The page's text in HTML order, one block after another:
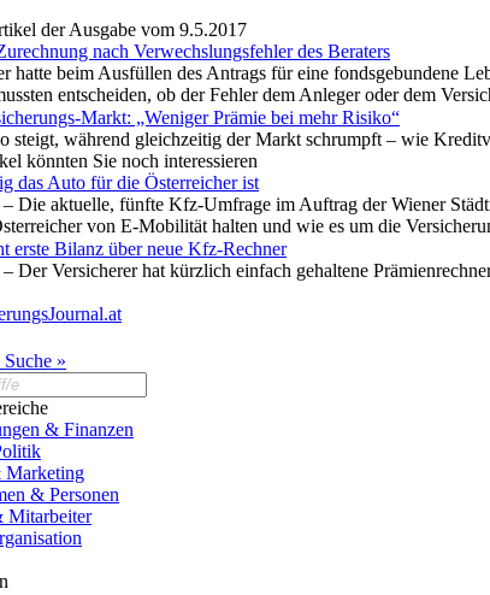
der Ausgabe vom 9.5.2017
nach Verwechslungsfehler des Beraters
hatte beim Ausfüllen des Antrags für eine fondsgebundene
entscheiden, ob der Fehler dem Anleger oder dem
Markt: „Weniger Prämie bei mehr Risiko“
steigt, während gleichzeitig der Markt schrumpft – wie
könnten Sie noch interessieren
das Auto für die Österreicher ist
– Die aktuelle, fünfte Kfz-Umfrage im Auftrag der Wiener
von E-Mobilität halten und wie es um die
erste Bilanz über neue Kfz-Rechner
– Der Versicherer hat kürzlich einfach gehaltene
»
& Finanzen
Marketing
& Personen
Mitarbeiter